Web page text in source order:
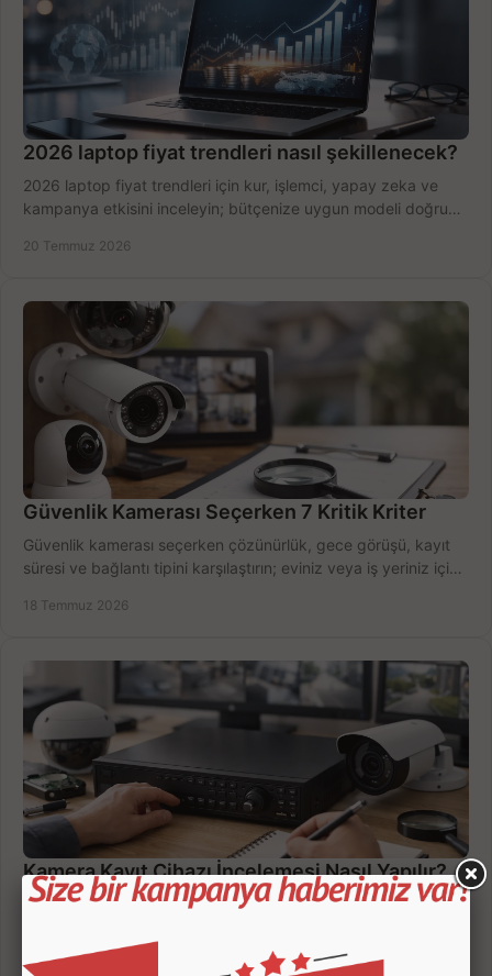
2026 laptop fiyat trendleri nasıl şekillenecek?
2026 laptop fiyat trendleri için kur, işlemci, yapay zeka ve
kampanya etkisini inceleyin; bütçenize uygun modeli doğru
20 Temmuz 2026
Güvenlik Kamerası Seçerken 7 Kritik Kriter
Güvenlik kamerası seçerken çözünürlük, gece görüşü, kayıt
süresi ve bağlantı tipini karşılaştırın; eviniz veya iş yeriniz için
18 Temmuz 2026
Kamera Kayıt Cihazı İncelemesi Nasıl Yapılır?
Kamera kayıt cihazı incelemesi yaparken kanal sayısı,
değerlendirin; bütçenizi doğru yönetin.
16 Temmuz 2026